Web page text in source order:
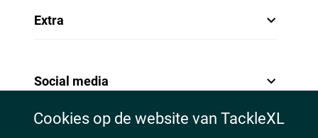
Extra
Social media
Cookies op de website van TackleXL